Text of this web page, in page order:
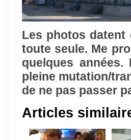
Les photos datent
toute seule. Me
quelques
pleine mutation/
de ne pas passer
Articles